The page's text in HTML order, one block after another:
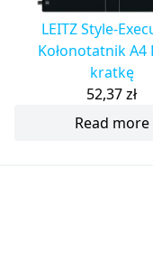
LEITZ Style-
Kołonotatnik A4
kratkę
52,37zł
Read more